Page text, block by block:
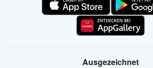
Ausgezeichnet